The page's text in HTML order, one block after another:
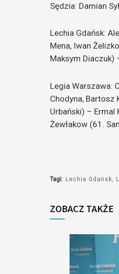
Sędzia: Damian
Lechia Gdańsk:
Mena, Iwan
Maksym Diaczuk)
Legia Warszawa:
Chodyna, Bartosz
Urbański) – Ermal
Żewłakow (61.
Tagi: Lechia Gdańsk
ZOBACZ TAKŻE